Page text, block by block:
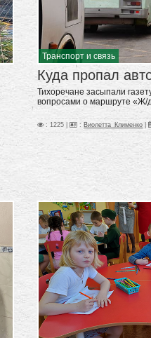
Транспорт и связь
Куда пропал
Тихоречане засыпали
вопросами о маршруте «Ж/
: 1225 | : Виолетта_Клименко |